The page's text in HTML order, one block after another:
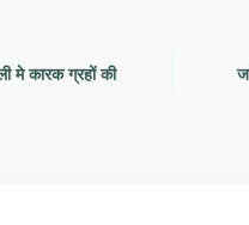
मे कारक ग्रहों की